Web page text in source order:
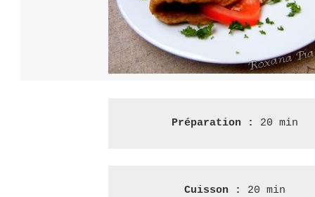
Préparation : 20 min
Cuisson : 20 min